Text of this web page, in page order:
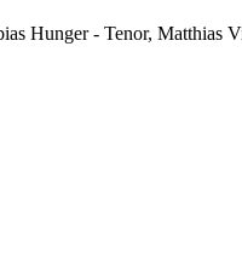
Hunger - Tenor, Matthias